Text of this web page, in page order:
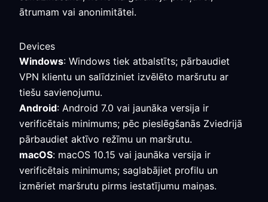
ātrumam vai anonimitātei.
Devices
Windows: Windows tiek atbalstīts; pārbaudiet
VPN klientu un salīdziniet izvēlēto maršrutu ar
tiešu savienojumu.
Android: Android 7.0 vai jaunāka versija ir
verificētais minimums; pēc pieslēgšanās Zviedrijā
pārbaudiet aktīvo režīmu un maršrutu.
macOS: macOS 10.15 vai jaunāka versija ir
verificētais minimums; saglabājiet profilu un
izmēriet maršrutu pirms iestatījumu maiņas.